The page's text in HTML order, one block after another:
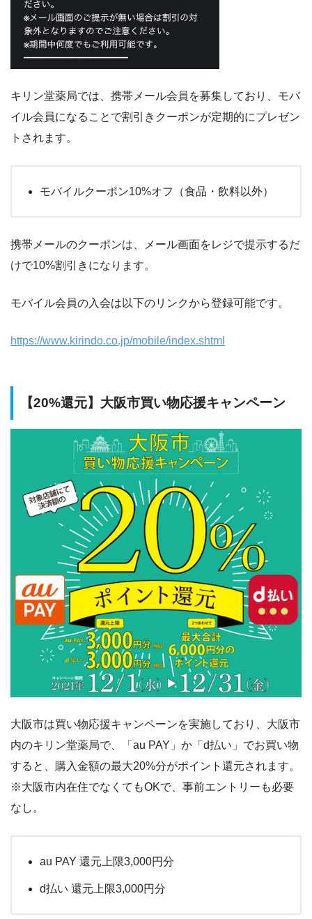
キリン堂薬局では、携帯メール会員を募集しており、モバ
イル会員になることで割引きクーポンが定期的にプレゼン
トされます。
モバイルクーポン10%オフ（食品・飲料以外）
携帯メールのクーポンは、メール画面をレジで提示するだ
けで10%割引きになります。
モバイル会員の入会は以下のリンクから登録可能です。
https://www.kirindo.co.jp/mobile/index.shtml
【20%還元】大阪市買い物応援キャンペーン
大阪市は買い物応援キャンペーンを実施しており、大阪市
内のキリン堂薬局で、「au PAY」か「d払い」でお買い物
すると、購入金額の最大20%分がポイント還元されます。
※大阪市内在住でなくてもOKで、事前エントリーも必要
なし。
au PAY 還元上限3,000円分
d払い 還元上限3,000円分